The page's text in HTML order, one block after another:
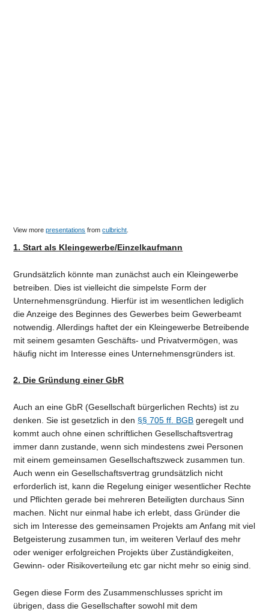
View morepresentations fromculbricht
1. Start als Kleingewerbe/Einzelkaufmann
Grundsätzlich könnte man zunächst auch ein Kleingewerbe
betreiben. Dies ist vielleicht die simpelste Form der
Unternehmensgründung. Hierfür ist im wesentlichen lediglich
die Anzeige des Beginnes des Gewerbes beim Gewerbeamt
notwendig. Allerdings haftet der ein Kleingewerbe Betreibende
mit seinem gesamten Geschäfts- und Privatvermögen, was
häufig nicht im Interesse eines Unternehmensgründers ist.
2. Die Gründung einer GbR
Auch an eine GbR (Gesellschaft bürgerlichen Rechts) ist zu
denken. Sie ist gesetzlich in den §§ 705 ff. BGB geregelt und
kommt auch ohne einen schriftlichen Gesellschaftsvertrag
immer dann zustande, wenn sich mindestens zwei Personen
mit einem gemeinsamen Gesellschaftszweck zusammen tun.
Auch wenn ein Gesellschaftsvertrag grundsätzlich nicht
erforderlich ist, kann die Regelung einiger wesentlicher Rechte
und Pflichten gerade bei mehreren Beteiligten durchaus Sinn
machen. Nicht nur einmal habe ich erlebt, dass Gründer die
sich im Interesse des gemeinsamen Projekts am Anfang mit viel
Betgeisterung zusammen tun, im weiteren Verlauf des mehr
oder weniger erfolgreichen Projekts über Zuständigkeiten,
Gewinn- oder Risikoverteilung etc gar nicht mehr so einig sind.
Gegen diese Form des Zusammenschlusses spricht im
übrigen, dass die Gesellschafter sowohl mit dem